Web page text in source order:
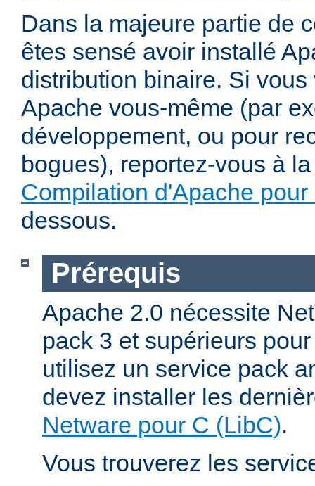
Dans la majeure partie de
êtes sensé avoir installé
distribution binaire. Si
Apache vous-même (par
développement, ou pour
bogues), reportez-vous à
Compilation d'Apache
dessous.
Prérequis
Apache 2.0 nécessite
pack 3 et supérieurs
utilisez un service pack
devez installer les
Netware pour C (LibC).
Vous trouverez les